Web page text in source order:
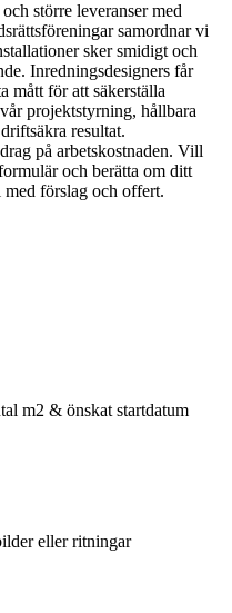
större leveranser med
samordnar vi
sker smidigt och
Inredningsdesigners får
mått för att säkerställa
projektstyrning, hållbara
resultat.
på arbetskostnaden. Vill
och berätta om ditt
förslag och offert.
m2 & önskat startdatum
eller ritningar